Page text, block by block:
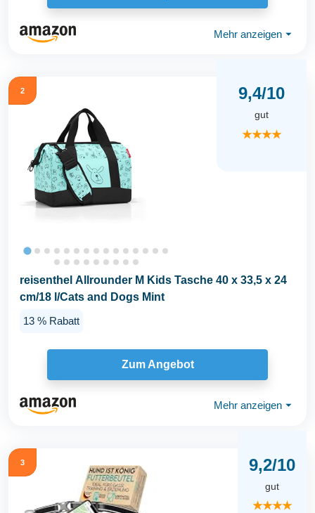
Mehr anzeigen ⏷
2 9,4/10
gut
★★★★
reisenthel Allrounder M Kids Tasche 40 x 33,5 x 24
cm/18 l/Cats and Dogs Mint
13 % Rabatt
Zum Angebot
Mehr anzeigen ⏷
3 9,2/10
gut
★★★★